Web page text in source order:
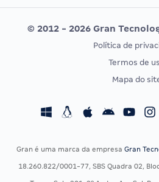
Editais publicados
CONCURSOS POR PROFISSÃO
Concursos Fiscais
Concursos Saúde
© 2012 - 2026 Gran
Política de
Termos de
Mapa do
Gran é uma marca da empresa Gran
18.260.822/0001-77, SBS Quadra 02,